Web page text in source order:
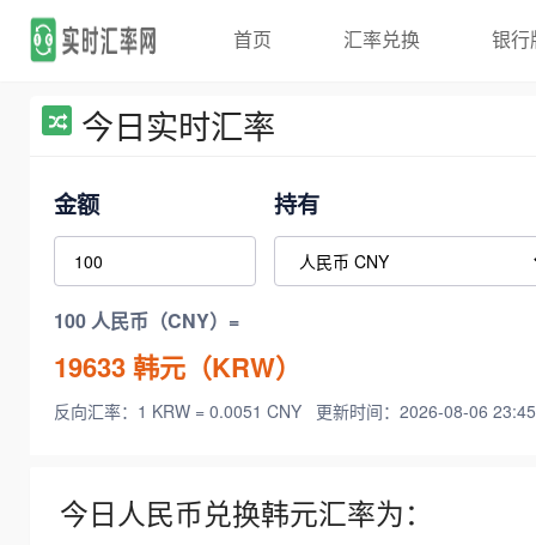
首页 汇率兑换 银行
今日实时汇率
金额 持有
100 人民币（CNY）=
19633韩元（KRW）
反向汇率：1 KRW = 0.0051 CNY 更新时间：2026-08-06
今日人民币兑换韩元汇率为：